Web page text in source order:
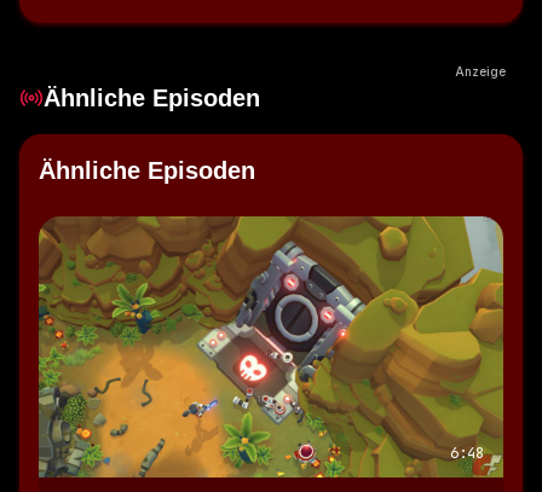
Anzeige
Ähnliche Episoden
Ähnliche Episoden
6:48